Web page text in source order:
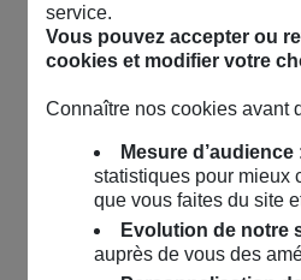
service.
Vous pouvez accepter ou
cookies et modifier votre
Connaître nos cookies avant
Mesure d’audience
statistiques pour mieux
que vous faites du site
Evolution de notre
auprès de vous des